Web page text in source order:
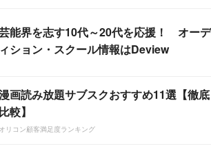
能界を志す10代～20代を応援！ オーデ
ィション・スクール情報はDeview
画読み放題サブスクおすすめ11選【徹底
比較】
オリコン顧客満足度ランキング